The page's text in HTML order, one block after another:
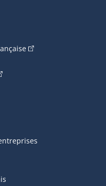
(Cet hyperlien
externe s'ouvrira
hyperlien externe
externe s'ouvrira dans une
externe s'ouvrira